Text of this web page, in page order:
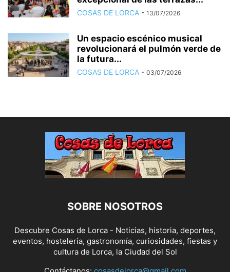
COSAS DE LORCA - 13/07/2026
Un espacio escénico musical
revolucionará el pulmón verde de
la futura...
COSAS DE LORCA - 03/07/2026
SOBRE NOSOTROS
Descubre Cosas de Lorca - Noticias, historia, deportes,
eventos, hostelería, gastronomía, curiosidades, fiestas y
cultura de Lorca, la Ciudad del Sol